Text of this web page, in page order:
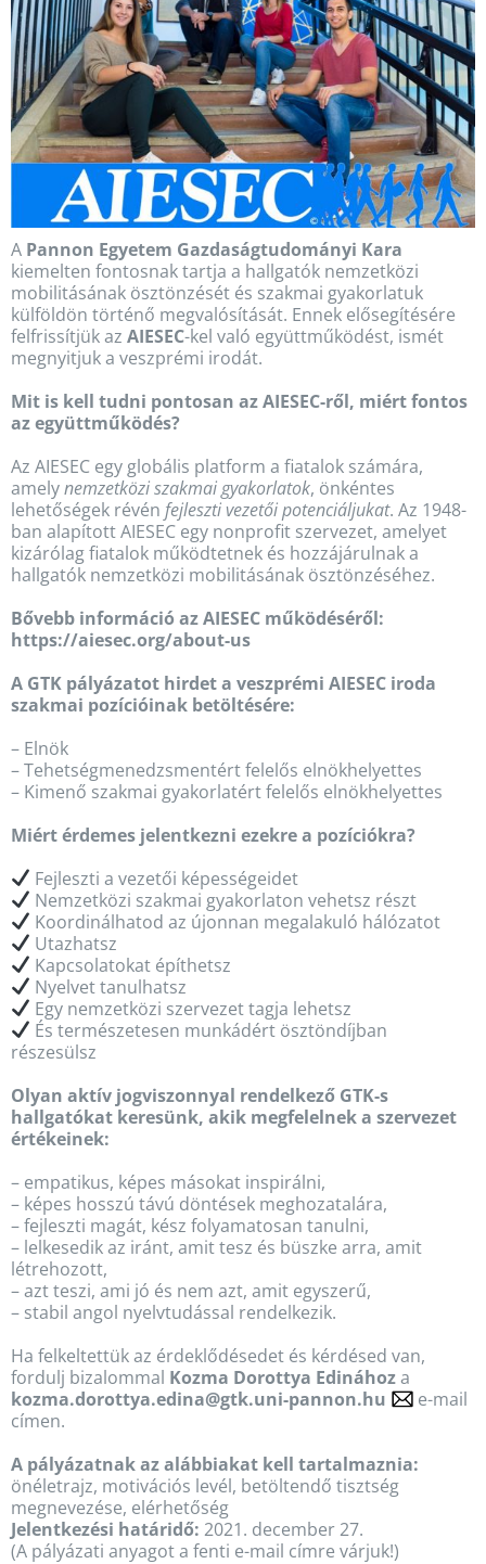
A Pannon Egyetem Gazdaságtudományi Kara
kiemelten fontosnak tartja a hallgatók nemzetközi
mobilitásának ösztönzését és szakmai gyakorlatuk
külföldön történő megvalósítását. Ennek elősegítésére
felfrissítjük az AIESEC-kel való együttműködést, ismét
megnyitjuk a veszprémi irodát.
Mit is kell tudni pontosan az AIESEC-ről, miért fontos
az együttműködés?
Az AIESEC egy globális platform a fiatalok számára,
amelynemzetközi szakmai gyakorlatok, önkéntes
lehetőségek révén fejleszti vezetői potenciáljukat. Az 1948-
ban alapított AIESEC egy nonprofit szervezet, amelyet
kizárólag fiatalok működtetnek és hozzájárulnak a
hallgatók nemzetközi mobilitásának ösztönzéséhez.
Bővebb információ az AIESEC működéséről:
https://aiesec.org/about-us
A GTK pályázatot hirdet a veszprémi AIESEC iroda
szakmai pozícióinak betöltésére:
– Elnök
– Tehetségmenedzsmentért felelős elnökhelyettes
– Kimenő szakmai gyakorlatért felelős elnökhelyettes
Miért érdemes jelentkezni ezekre a pozíciókra?
Fejleszti a vezetői képességeidet
Nemzetközi szakmai gyakorlaton vehetsz részt
Koordinálhatod az újonnan megalakuló hálózatot
Utazhatsz
Kapcsolatokat építhetsz
Nyelvet tanulhatsz
Egy nemzetközi szervezet tagja lehetsz
És természetesen munkádért ösztöndíjban
részesülsz
Olyan aktív jogviszonnyal rendelkező GTK-s
hallgatókat keresünk, akik megfelelnek a szervezet
értékeinek:
– empatikus, képes másokat inspirálni,
– képes hosszú távú döntések meghozatalára,
– fejleszti magát, kész folyamatosan tanulni,
– lelkesedik az iránt, amit tesz és büszke arra, amit
létrehozott,
– azt teszi, ami jó és nem azt, amit egyszerű,
– stabil angol nyelvtudással rendelkezik.
Ha felkeltettük az érdeklődésedet és kérdésed van,
fordulj bizalommal Kozma Dorottya Edináhoza
kozma.dorottya.edina@gtk.uni-pannon.hu
e-mail
címen.
A pályázatnak az alábbiakat kell tartalmaznia:
önéletrajz, motivációs levél, betöltendő tisztség
megnevezése, elérhetőség
Jelentkezési határidő: 2021. december 27.
(A pályázati anyagot a fenti e-mail címre várjuk!)